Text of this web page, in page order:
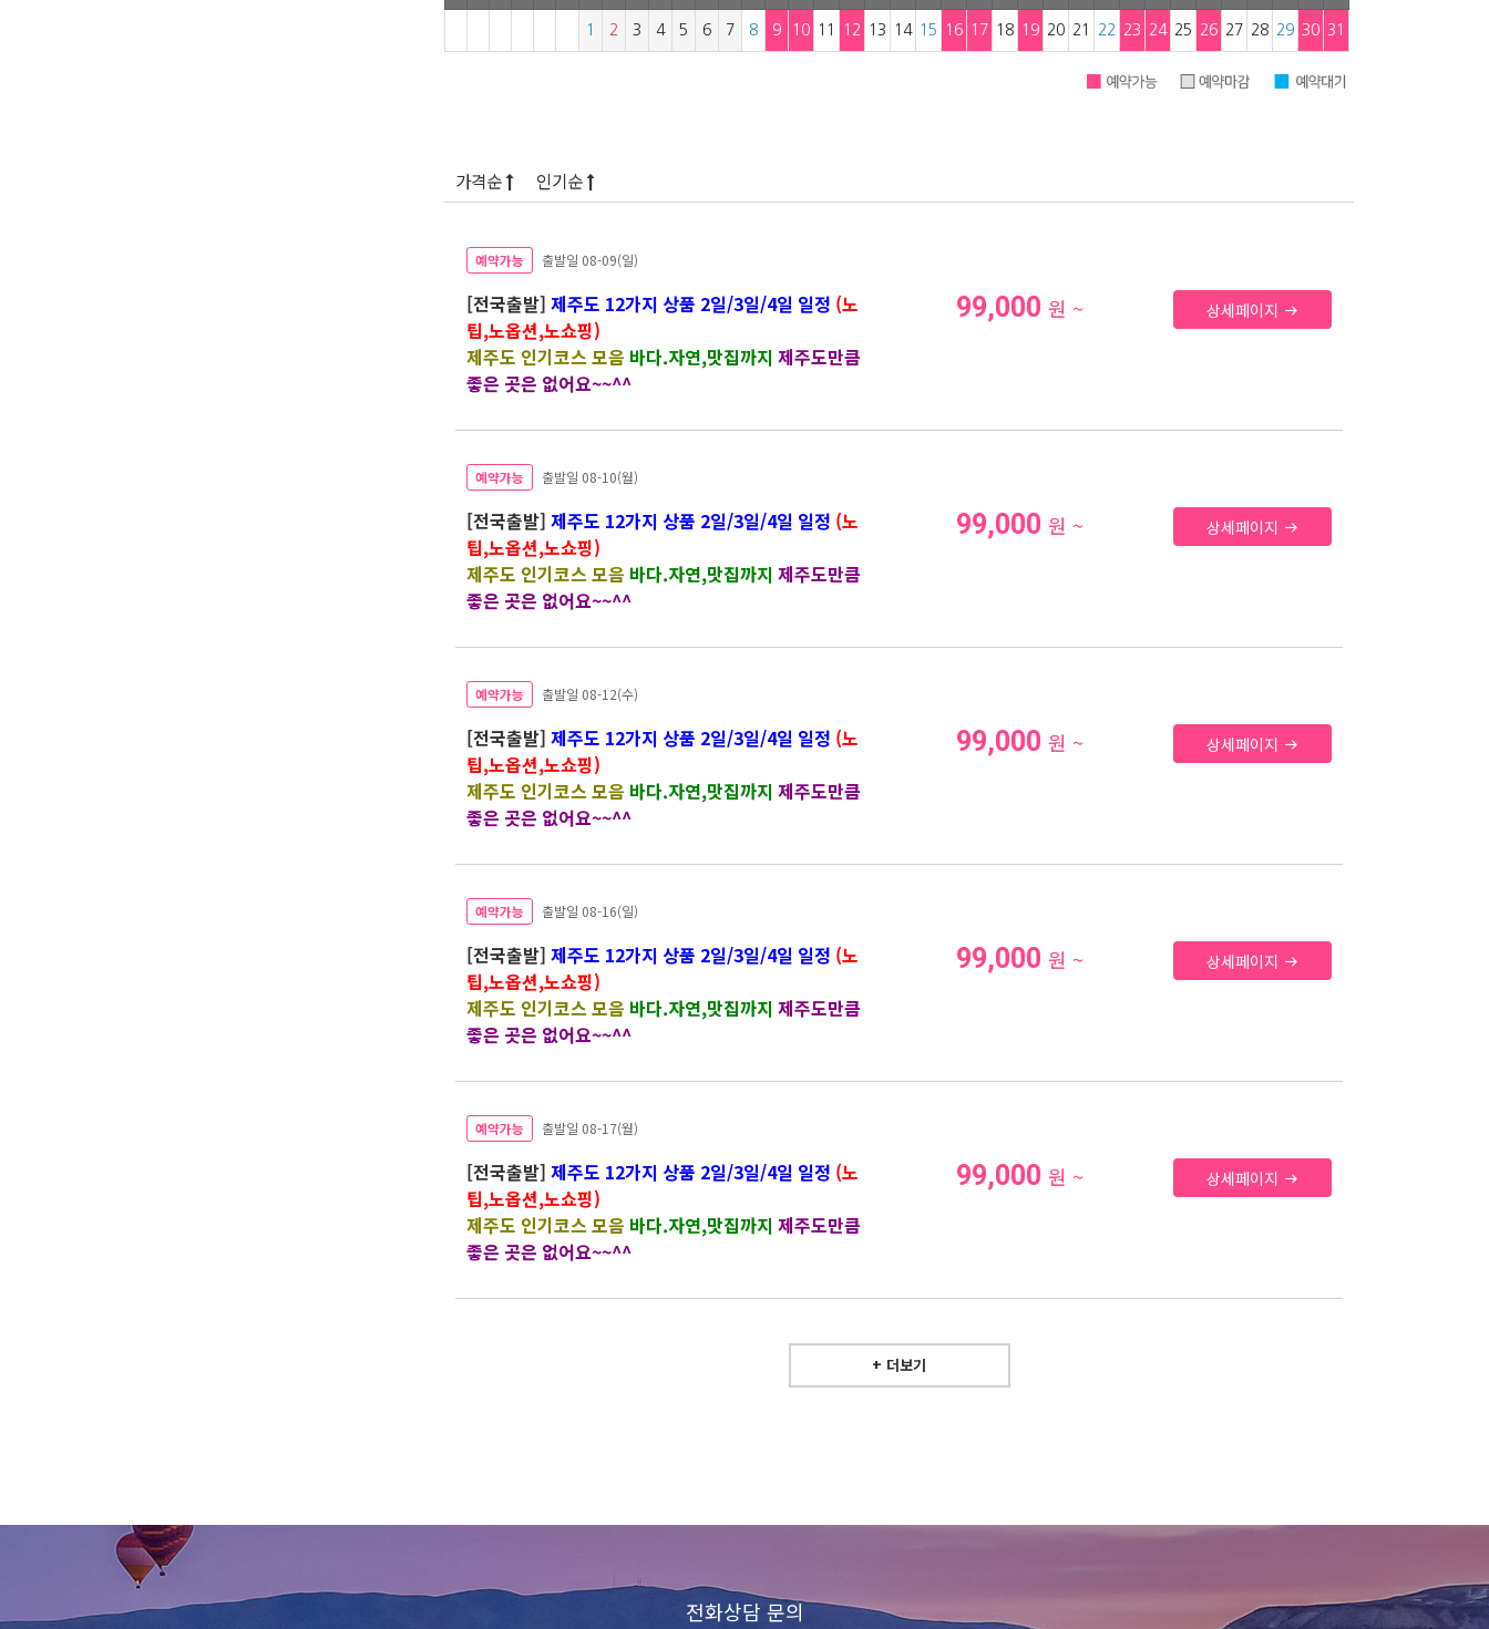
가격순 인기순
예약가능 출발일 08-09(일)
[전국출발] 제주도 12가지 상품 2일/3일/4일 일정 (노
팁,노옵션,노쇼핑)
제주도 인기코스 모음 바다.자연,맛집까지 제주도만큼
좋은 곳은 없어요~~^^
99,000 원 ~ 상세페이지
예약가능 출발일 08-10(월)
[전국출발] 제주도 12가지 상품 2일/3일/4일 일정 (노
팁,노옵션,노쇼핑)
제주도 인기코스 모음 바다.자연,맛집까지 제주도만큼
좋은 곳은 없어요~~^^
99,000 원 ~ 상세페이지
예약가능 출발일 08-12(수)
[전국출발] 제주도 12가지 상품 2일/3일/4일 일정 (노
팁,노옵션,노쇼핑)
제주도 인기코스 모음 바다.자연,맛집까지 제주도만큼
좋은 곳은 없어요~~^^
99,000 원 ~ 상세페이지
예약가능 출발일 08-16(일)
[전국출발] 제주도 12가지 상품 2일/3일/4일 일정 (노
팁,노옵션,노쇼핑)
제주도 인기코스 모음 바다.자연,맛집까지 제주도만큼
좋은 곳은 없어요~~^^
99,000 원 ~ 상세페이지
예약가능 출발일 08-17(월)
[전국출발] 제주도 12가지 상품 2일/3일/4일 일정 (노
팁,노옵션,노쇼핑)
제주도 인기코스 모음 바다.자연,맛집까지 제주도만큼
좋은 곳은 없어요~~^^
99,000 원 ~ 상세페이지
+ 더보기
전화상담 문의